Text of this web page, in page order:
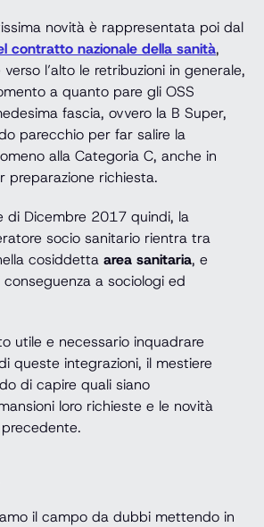
novità è rappresentata poi dal
contratto nazionale della sanità,
l’alto le retribuzioni in generale,
a quanto pare gli OSS
fascia, ovvero la B Super,
parecchio per far salire la
alla Categoria C, anche in
preparazione richiesta.
di Dicembre 2017 quindi, la
socio sanitario rientra tra
cosiddetta area sanitaria, e
a sociologi ed
utile e necessario inquadrare
queste integrazioni, il mestiere
di capire quali siano
loro richieste e le novità
il campo da dubbi mettendo in